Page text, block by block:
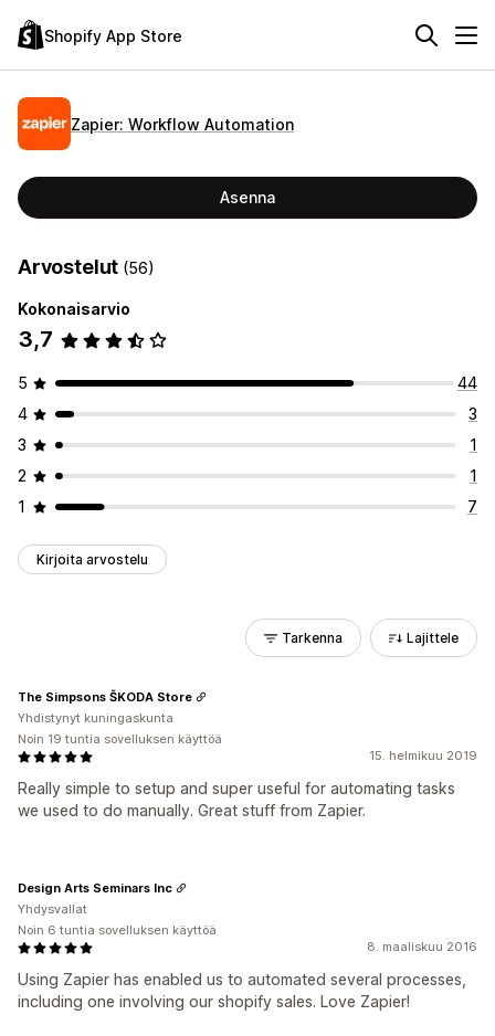
Shopify App Store
Zapier: Workflow Automation
Asenna
Arvostelut (56)
Kokonaisarvio
3,7
5
44
4
3
3
1
2
1
1
7
Kirjoita arvostelu
Tarkenna Lajittele
15. helmikuu 2019
Really simple to setup and super useful for automating tasks
we used to do manually. Great stuff from Zapier.
The Simpsons ŠKODA Store
Yhdistynyt kuningaskunta
Noin 19 tuntia sovelluksen käyttöä
8. maaliskuu 2016
Using Zapier has enabled us to automated several processes,
including one involving our shopify sales. Love Zapier!
Design Arts Seminars Inc
Yhdysvallat
Noin 6 tuntia sovelluksen käyttöä